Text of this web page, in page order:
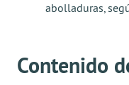
abolladuras,
Contenido